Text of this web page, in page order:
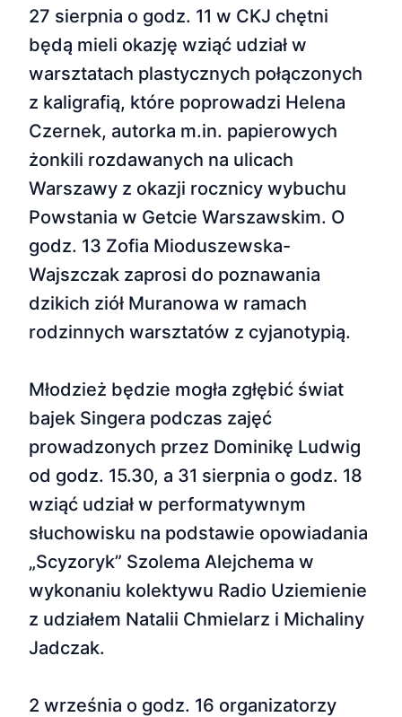
27 sierpnia o godz. 11 w CKJ chętni
będą mieli okazję wziąć udział w
warsztatach plastycznych połączonych
z kaligrafią, które poprowadzi Helena
Czernek, autorka m.in. papierowych
żonkili rozdawanych na ulicach
Warszawy z okazji rocznicy wybuchu
Powstania w Getcie Warszawskim. O
godz. 13 Zofia Mioduszewska-
Wajszczak zaprosi do poznawania
dzikich ziół Muranowa w ramach
rodzinnych warsztatów z cyjanotypią.
Młodzież będzie mogła zgłębić świat
bajek Singera podczas zajęć
prowadzonych przez Dominikę Ludwig
od godz. 15.30, a 31 sierpnia o godz. 18
wziąć udział w performatywnym
słuchowisku na podstawie opowiadania
„Scyzoryk” Szolema Alejchema w
wykonaniu kolektywu Radio Uziemienie
z udziałem Natalii Chmielarz i Michaliny
Jadczak.
2 września o godz. 16 organizatorzy